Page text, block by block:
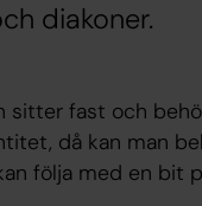
diakoner.
sitter fast och
då kan man
följa med en bit